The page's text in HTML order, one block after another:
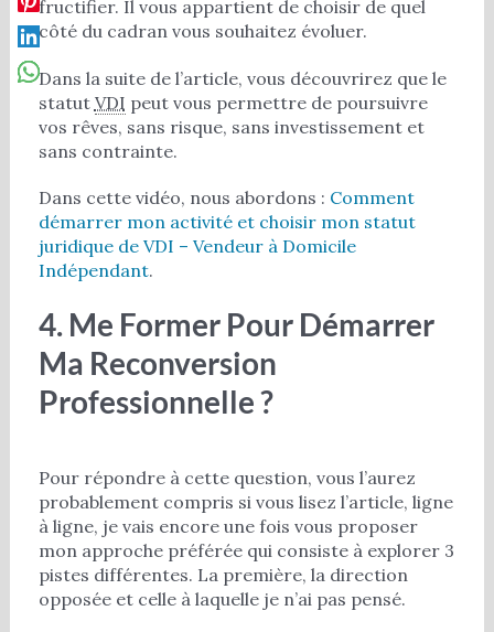
fructifier. Il vous appartient de choisir de quel
côté du cadran vous souhaitez évoluer.
Dans la suite de l’article, vous découvrirez que le
statut VDI peut vous permettre de poursuivre
vos rêves, sans risque, sans investissement et
sans contrainte.
Dans cette vidéo, nous abordons : Comment
démarrer mon activité et choisir mon statut
juridique de VDI – Vendeur à Domicile
Indépendant.
4. Me Former Pour Démarrer
Ma Reconversion
Professionnelle ?
Pour répondre à cette question, vous l’aurez
probablement compris si vous lisez l’article, ligne
à ligne, je vais encore une fois vous proposer
mon approche préférée qui consiste à explorer 3
pistes différentes. La première, la direction
opposée et celle à laquelle je n’ai pas pensé.